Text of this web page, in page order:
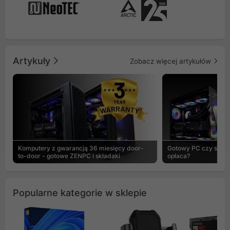
Artykuły Zobacz więcej artykułów
Komputery z gwarancją 36 miesięcy door-
to-door - gotowe ZENPC i składaki
Gotowy PC czy
opłaca?
Popularne kategorie w sklepie